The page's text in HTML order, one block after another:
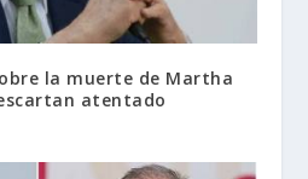
la muerte de Martha
atentado